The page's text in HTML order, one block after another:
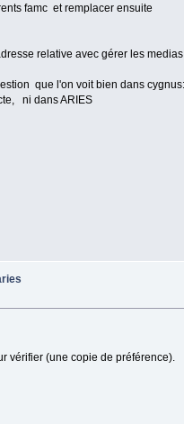
famc et remplacer ensuite
relative avec gérer les medias
que l'on voit bien dans
ni dans ARIES
vérifier (une copie de préférence).